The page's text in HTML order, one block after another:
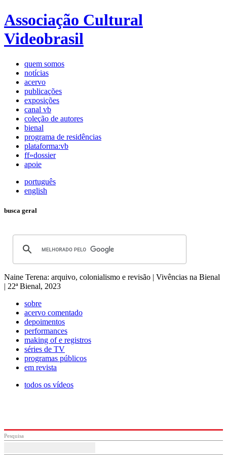
Associação Cultural
Videobrasil
quem somos
notícias
acervo
publicações
exposições
canal vb
coleção de autores
bienal
programa de residências
plataforma:vb
ff»dossier
apoie
português
english
busca geral
Naine Terena: arquivo, colonialismo e revisão | Vivências na Bienal
| 22ª Bienal, 2023
sobre
acervo comentado
depoimentos
performances
making of e registros
séries de TV
programas públicos
em revista
todos os vídeos
Pesquisa